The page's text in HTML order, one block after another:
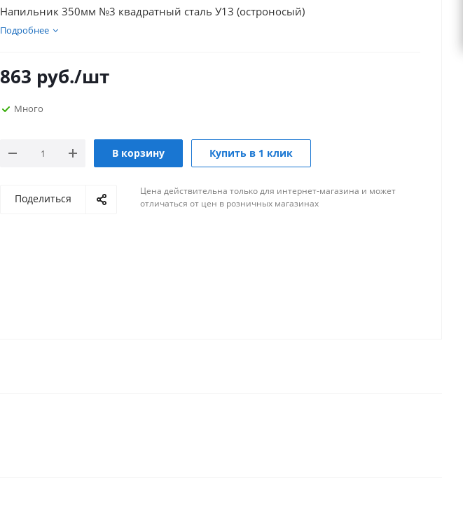
Напильник 350мм №3 квадратный сталь У13 (остроносый)
Подробнее
863 руб./шт
Много
В корзину Купить в 1 клик
Поделиться
Цена действительна только для интернет-магазина и может
отличаться от цен в розничных магазинах